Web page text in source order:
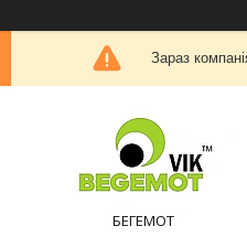
Зараз
БЕГЕМОТ